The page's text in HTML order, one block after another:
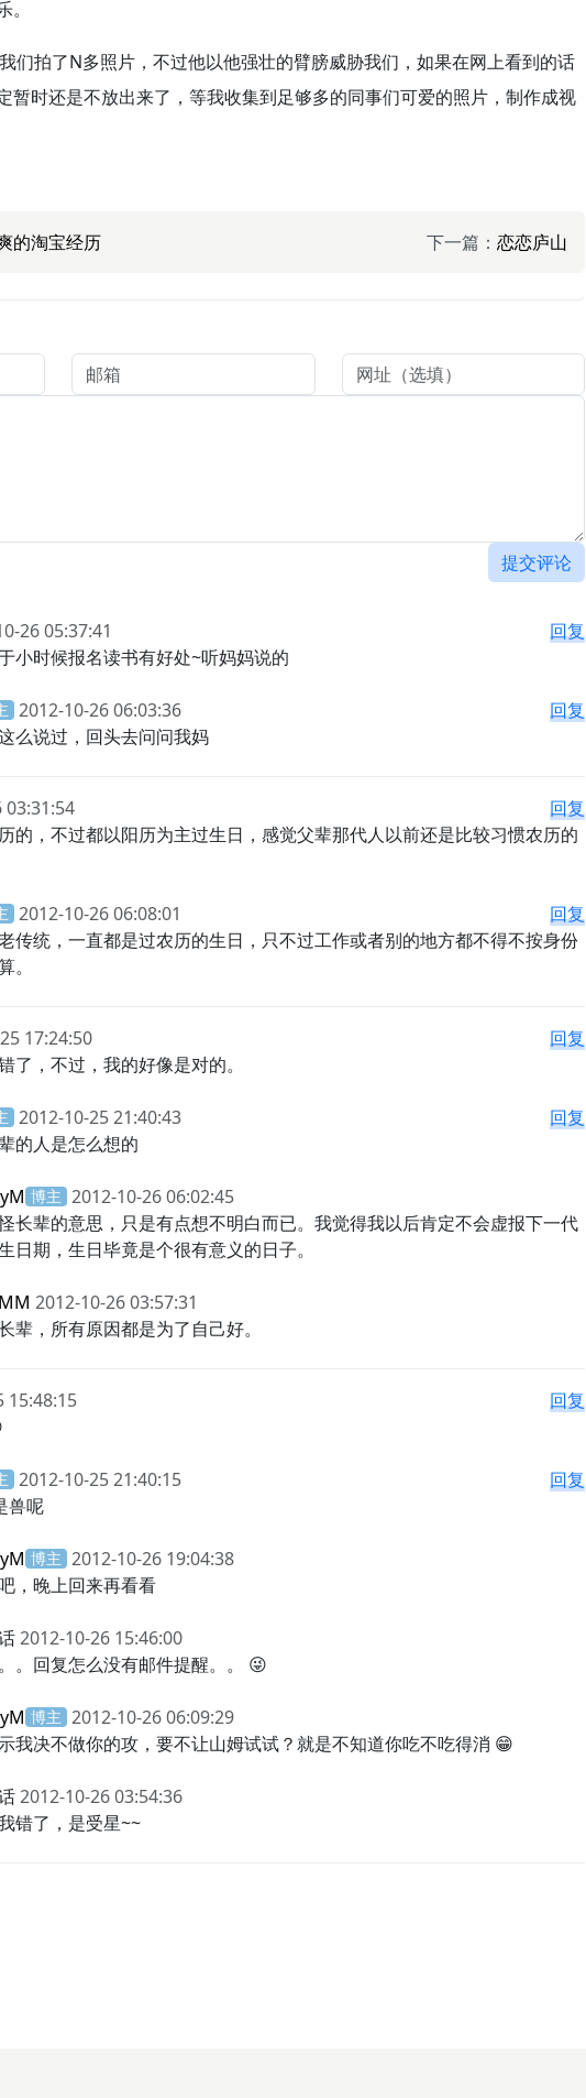
们拍了N多照片，不过他以他强壮的臂膀威胁我们，如果在网上看到的话
暂时还是不放出来了，等我收集到足够多的同事们可爱的照片，制作成视
的淘宝经历 下一篇： 恋恋庐山
提交评论
26 05:37:41
回复
小时候报名读书有好处~听妈妈说的
2012-10-26 06:03:36
回复
么说过，回头去问问我妈
03:31:54
回复
的，不过都以阳历为主过生日，感觉父辈那代人以前还是比较习惯农历的
2012-10-26 06:08:01
回复
传统，一直都是过农历的生日，只不过工作或者别的地方都不得不按身份
。
17:24:50
回复
了，不过，我的好像是对的。
2012-10-25 21:40:43
回复
的人是怎么想的
博主 2012-10-26 06:02:45
长辈的意思，只是有点想不明白而已。我觉得我以后肯定不会虚报下一代
日期，生日毕竟是个很有意义的日子。
2012-10-26 03:57:31
辈，所有原因都是为了自己好。
15:48:15
回复
2012-10-25 21:40:15
回复
兽呢
博主 2012-10-26 19:04:38
，晚上回来再看看
2012-10-26 15:46:00
。回复怎么没有邮件提醒。。 😜
博主 2012-10-26 06:09:29
我决不做你的攻，要不让山姆试试？就是不知道你吃不吃得消 😁
2012-10-26 03:54:36
错了，是受星~~